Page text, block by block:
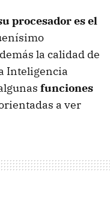
procesador es el
la calidad de
Inteligencia
funciones
a ver